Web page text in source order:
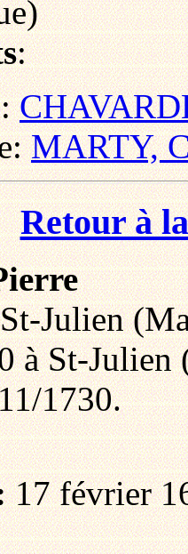
:
MARTY,
Retour à
Julien
à St-
1730.
17 février